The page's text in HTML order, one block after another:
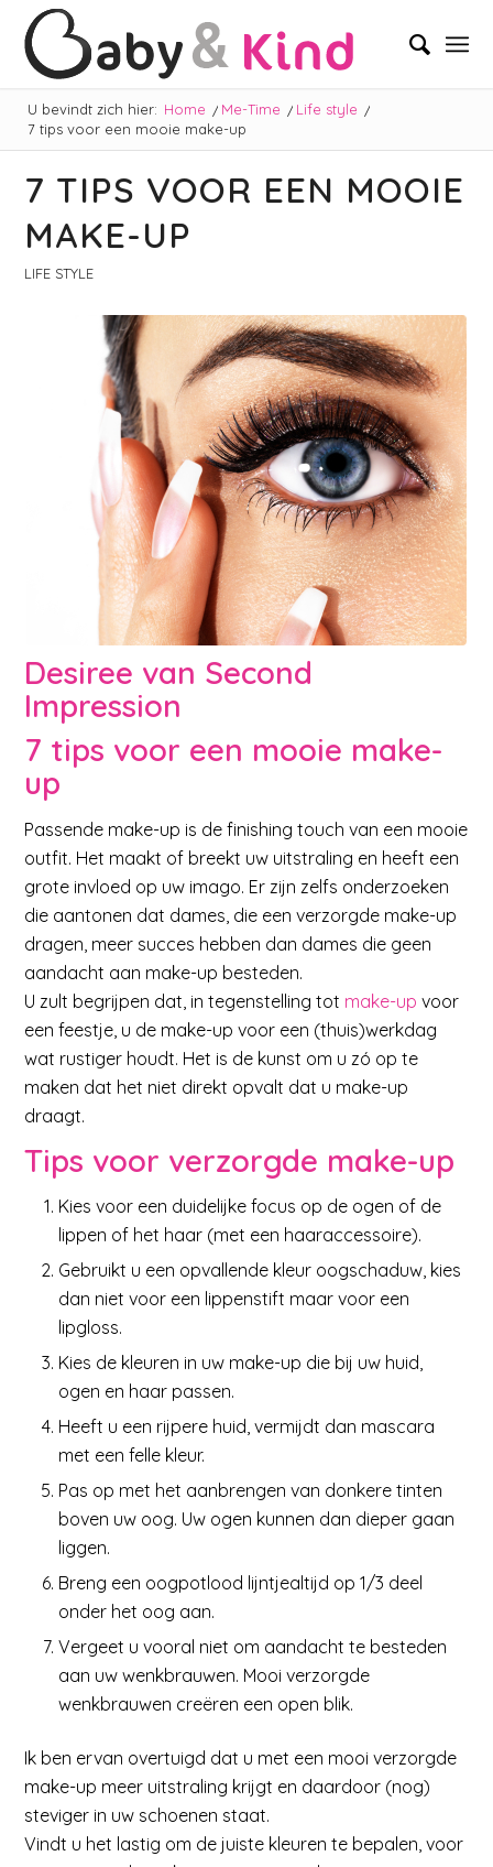
U bevindt zich hier: Home / Me-Time / Life style /
7 tips voor een mooie make-up
7 TIPS VOOR EEN MOOIE
MAKE-UP
LIFE STYLE
Desiree van Second
Impression
7 tips voor een mooie make-
up
Passende make-up is de finishing touch van een mooie
outfit. Het maakt of breekt uw uitstraling en heeft een
grote invloed op uw imago. Er zijn zelfs onderzoeken
die aantonen dat dames, die een verzorgde make-up
dragen, meer succes hebben dan dames die geen
aandacht aan make-up besteden.
U zult begrijpen dat, in tegenstelling tot make-up voor
een feestje, u de make-up voor een (thuis)werkdag
wat rustiger houdt. Het is de kunst om u zó op te
maken dat het niet direkt opvalt dat u make-up
draagt.
Tips voor verzorgde make-up
Kies voor een duidelijke focus op de ogen of de
lippen of het haar (met een haaraccessoire).
Gebruikt u een opvallende kleur oogschaduw, kies
dan niet voor een lippenstift maar voor een
lipgloss.
Kies de kleuren in uw make-up die bij uw huid,
ogen en haar passen.
Heeft u een rijpere huid, vermijdt dan mascara
met een felle kleur.
Pas op met het aanbrengen van donkere tinten
boven uw oog. Uw ogen kunnen dan dieper gaan
liggen.
Breng een oogpotlood lijntjealtijd op 1/3 deel
onder het oog aan.
Vergeet u vooral niet om aandacht te besteden
aan uw wenkbrauwen. Mooi verzorgde
wenkbrauwen creëren een open blik.
Ik ben ervan overtuigd dat u met een mooi verzorgde
make-up meer uitstraling krijgt en daardoor (nog)
steviger in uw schoenen staat.
Vindt u het lastig om de juiste kleuren te bepalen, voor